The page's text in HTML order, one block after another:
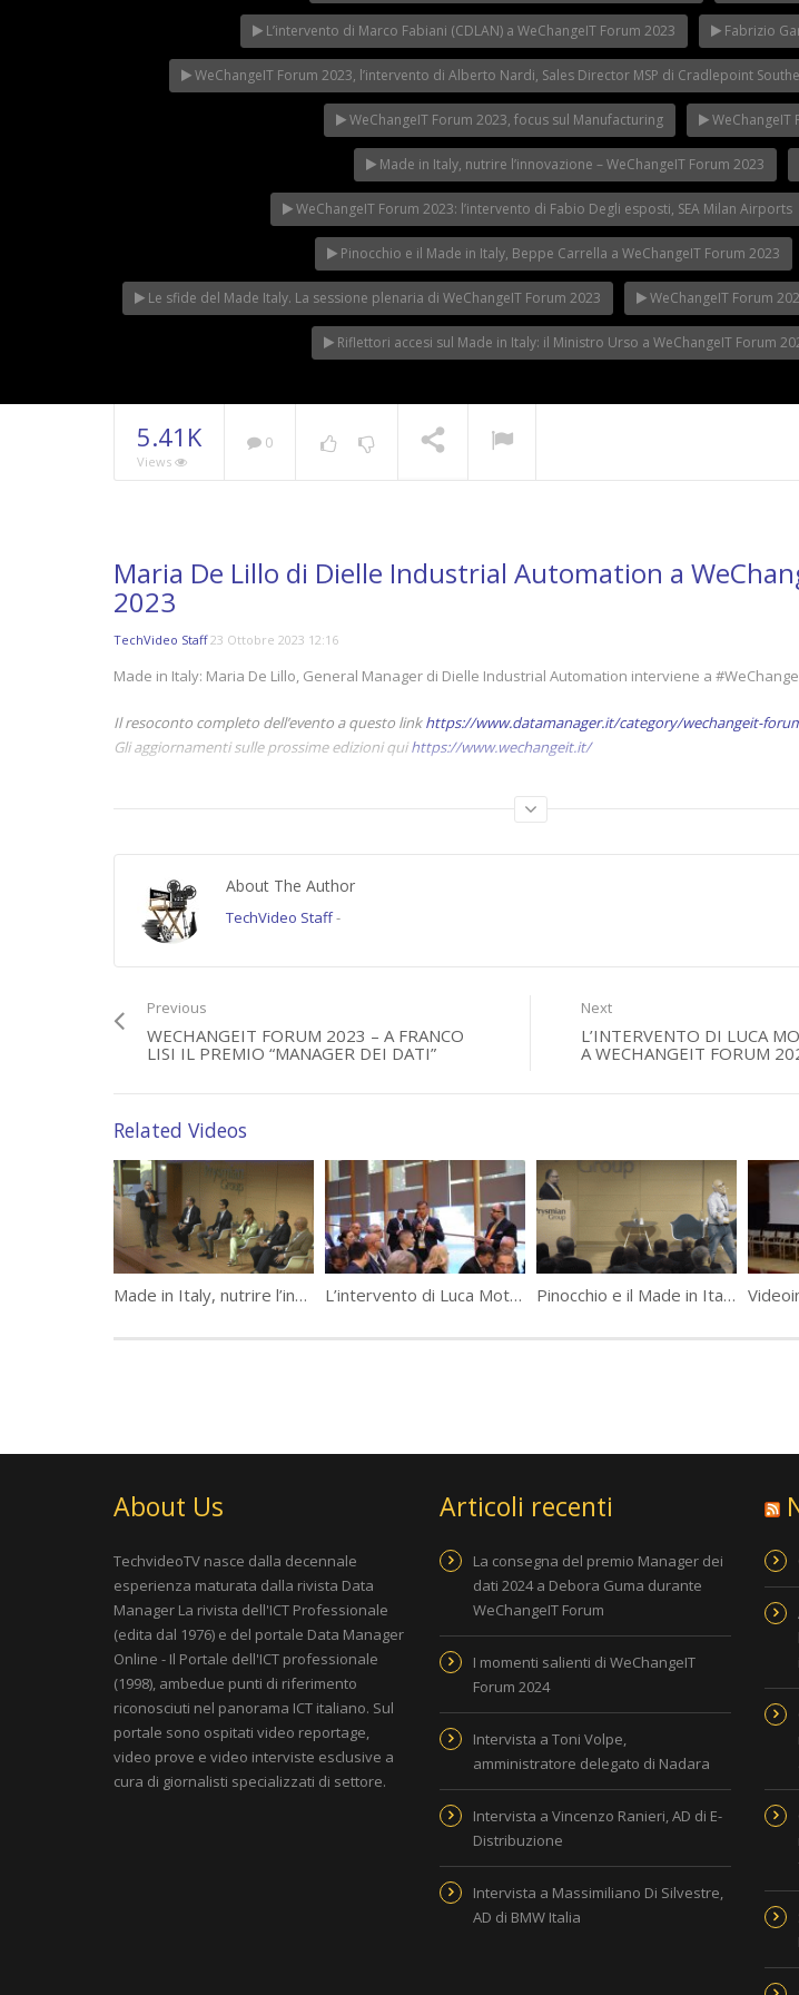
L’intervento di Marco Fabiani (CDLAN) a WeChangeIT Forum 2023 Fabrizio
WeChangeIT Forum 2023, l’intervento di Alberto Nardi, Sales Director MSP di Cradlepoint
WeChangeIT Forum 2023, focus sul Manufacturing WeChangeIT
Made in Italy, nutrire l’innovazione – WeChangeIT Forum 2023
WeChangeIT Forum 2023: l’intervento di Fabio Degli esposti, SEA Milan Airports
Pinocchio e il Made in Italy, Beppe Carrella a WeChangeIT Forum 2023
Le sfide del Made Italy. La sessione plenaria di WeChangeIT Forum 2023 WeChangeIT Forum
Riflettori accesi sul Made in Italy: il Ministro Urso a WeChangeIT Forum
5.41K
Views
0
Maria De Lillo di Dielle Industrial Automation a
2023
TechVideo Staff 23 Ottobre 2023 12:16
Made in Italy: Maria De Lillo, General Manager di Dielle Industrial Automation interviene a
Il resoconto completo dell’evento a questo linkhttps://www.datamanager.it/category/wechangeit-
Gli aggiornamenti sulle prossime edizioni quihttps://www.wechangeit.it/
Category: WeChangeIT Forum
Tags:#WeChangeIT Forum
About The Author
TechVideo Staff-
Previous
WECHANGEIT FORUM 2023 – A FRANCO
LISI IL PREMIO “MANAGER DEI DATI”
Next
L’INTERVENTO DI LUCA
A WECHANGEIT FORUM
Related Videos
Made in Italy, nutrire l’innovazione – WeChangeIT Forum 2023 L’intervento di Luca Motta di Epson a WeChangeIT Forum 2023 Pinocchio e il Made in Italy, Beppe Carrella a WeChangeIT Forum 2023
About Us
TechvideoTV nasce dalla decennale
esperienza maturata dalla rivista Data
Manager La rivista dell'ICT Professionale
(edita dal 1976) e del portale Data Manager
Online - Il Portale dell'ICT professionale
(1998), ambedue punti di riferimento
riconosciuti nel panorama ICT italiano. Sul
portale sono ospitati video reportage,
video prove e video interviste esclusive a
cura di giornalisti specializzati di settore.
Articoli recenti
La consegna del premio Manager dei
dati 2024 a Debora Guma durante
WeChangeIT Forum
I momenti salienti di WeChangeIT
Forum 2024
Intervista a Toni Volpe,
amministratore delegato di Nadara
Intervista a Vincenzo Ranieri, AD di E-
Distribuzione
Intervista a Massimiliano Di Silvestre,
AD di BMW Italia